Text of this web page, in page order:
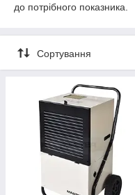
до потрібного показника.
Сортування